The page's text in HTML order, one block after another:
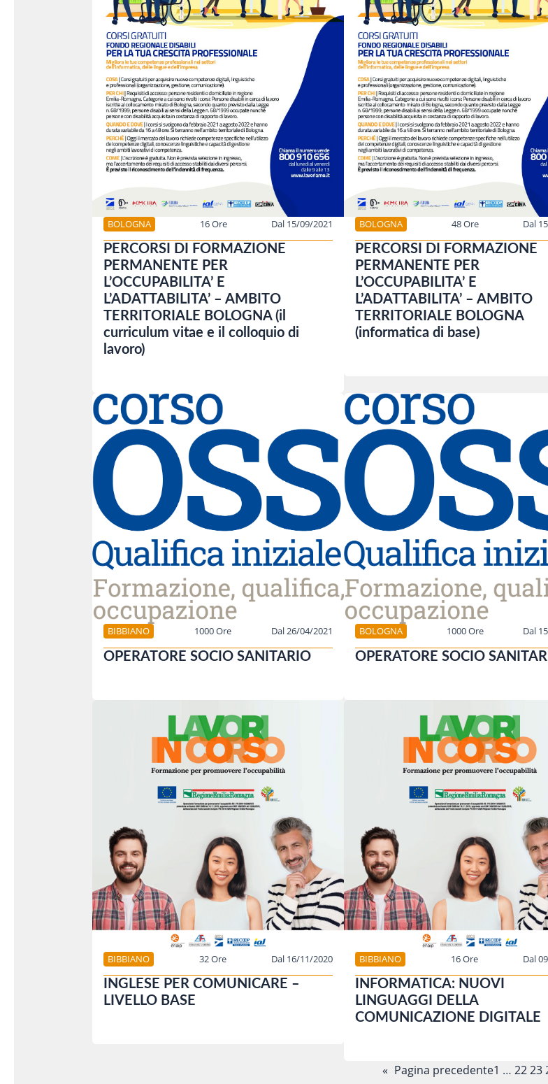
BOLOGNA 16 Ore Dal 15/09/2021
PERCORSI DI FORMAZIONE
PERMANENTE PER
L’OCCUPABILITA’ E
L’ADATTABILITA’ – AMBITO
TERRITORIALE BOLOGNA (il
curriculum vitae e il colloquio di
lavoro)
BOLOGNA 48 Ore Dal
PERCORSI DI FORMAZIONE
PERMANENTE PER
L’OCCUPABILITA’ E
L’ADATTABILITA’ – AMBITO
TERRITORIALE BOLOGNA
(informatica di base)
BIBBIANO 1000 Ore Dal 26/04/2021
OPERATORE SOCIO SANITARIO
BOLOGNA 1000 Ore Dal
OPERATORE SOCIO
BIBBIANO 32 Ore Dal 16/11/2020
INGLESE PER COMUNICARE –
LIVELLO BASE
BIBBIANO 16 Ore Dal
INFORMATICA: NUOVI
LINGUAGGI DELLA
COMUNICAZIONE DIGITALE
« Pagina precedente1 … 22 23